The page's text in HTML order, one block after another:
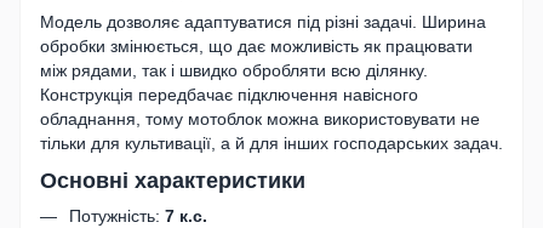
Модель дозволяє адаптуватися під різні задачі. Ширина
обробки змінюється, що дає можливість як працювати
між рядами, так і швидко обробляти всю ділянку.
Конструкція передбачає підключення навісного
обладнання, тому мотоблок можна використовувати не
тільки для культивації, а й для інших господарських задач.
Основні характеристики
Потужність: 7 к.с.